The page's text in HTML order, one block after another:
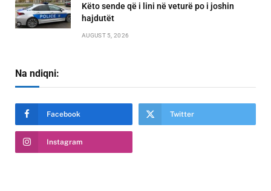
Këto sende që i lini në veturë po i joshin
hajdutët
AUGUST 5, 2026
Na ndiqni:
Facebook Twitter
Instagram